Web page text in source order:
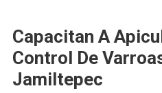
Capacitan A
Control De
Jamiltepec